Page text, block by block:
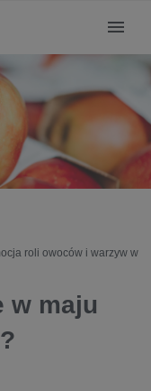
roli owoców i warzyw w
w maju